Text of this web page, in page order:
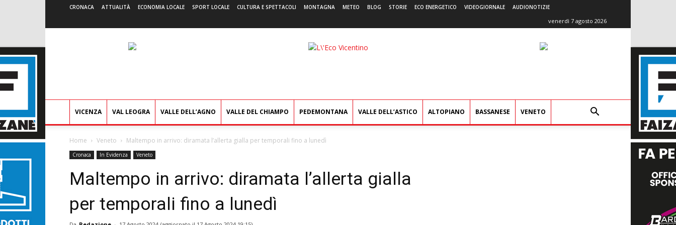
CRONACA ATTUALITÀ ECONOMIA LOCALE SPORT LOCALE CULTURA E SPETTACOLI MONTAGNA METEO BLOG STORIE ECO ENERGETICO VIDEOGIORNALE AUDIONOTIZIE
venerdì 7 agosto 2026
L'Eco
VICENZA VAL LEOGRA VALLE DELL’AGNO VALLE DEL CHIAMPO PEDEMONTANA VALLE DELL’ASTICO ALTOPIANO BASSANESE VENETO
Home Veneto Maltempo in arrivo: diramata l’allerta gialla per temporali fino a lunedì
Cronaca In Evidenza Veneto
Maltempo in arrivo: diramata l’allerta gialla
per temporali fino a lunedì